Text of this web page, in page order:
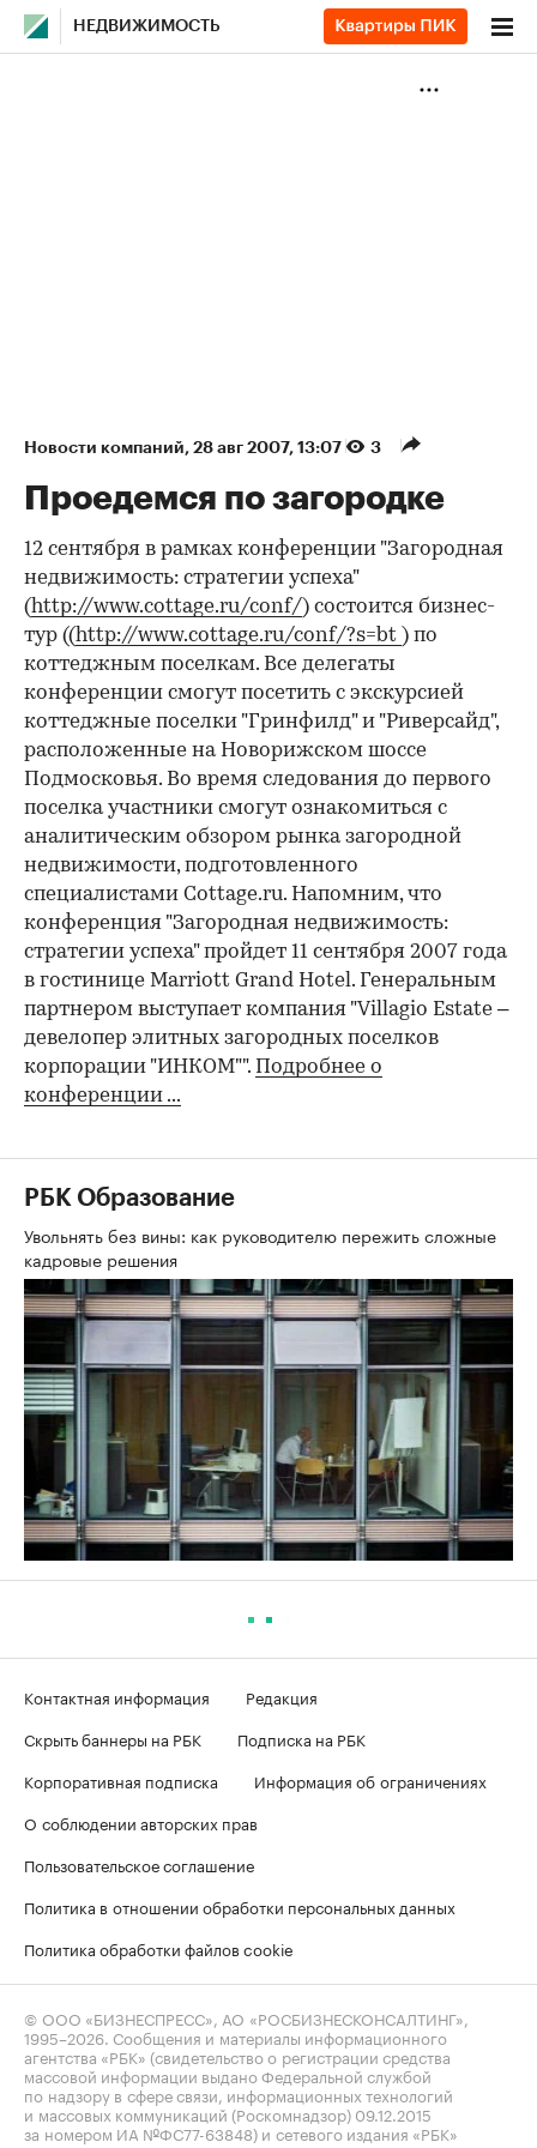
НЕДВИЖИМОСТЬ
Новости компаний⁠, 28 авг 2007, 13:07 3
Проедемся по загородке
12 сентября в рамках конференции "Загородная
недвижимость: стратегии успеха"
(http://www.cottage.ru/conf/) состоится бизнес-
тур ((http://www.cottage.ru/conf/?s=bt ) по
коттеджным поселкам. Все делегаты
конференции смогут посетить с экскурсией
коттеджные поселки "Гринфилд" и "Риверсайд",
расположенные на Новорижском шоссе
Подмосковья. Во время следования до первого
поселка участники смогут ознакомиться с
аналитическим обзором рынка загородной
недвижимости, подготовленного
специалистами Cottage.ru. Напомним, что
конференция "Загородная недвижимость:
стратегии успеха" пройдет 11 сентября 2007 года
в гостинице Marriott Grand Hotel. Генеральным
партнером выступает компания "Villagio Estate –
девелопер элитных загородных поселков
корпорации "ИНКОМ"". Подробнее о
конференции ...
РБК Образование
Увольнять без вины: как руководителю пережить сложные
кадровые решения
Контактная информация
Редакция
Скрыть баннеры на РБК
Подписка на РБК
Корпоративная подписка
Информация об ограничениях
О соблюдении авторских прав
Пользовательское соглашение
Политика в отношении обработки персональных данных
Политика обработки файлов cookie
© ООО «БИЗНЕСПРЕСС», АО «РОСБИЗНЕСКОНСАЛТИНГ»,
1995–2026. Сообщения и материалы информационного
агентства «РБК» (свидетельство о регистрации средства
массовой информации выдано Федеральной службой
по надзору в сфере связи, информационных технологий
и массовых коммуникаций (Роскомнадзор) 09.12.2015
за номером ИА №ФС77-63848) и сетевого издания «РБК»